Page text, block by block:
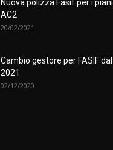
Nuova polizza Fasif per i
AC2
20/02/2021
Cambio gestore per FASIF
2021
02/12/2020